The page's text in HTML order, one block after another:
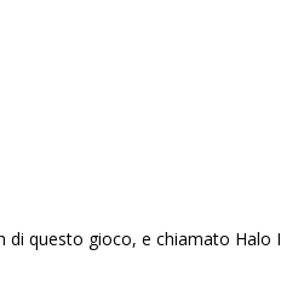
di questo gioco, e chiamato